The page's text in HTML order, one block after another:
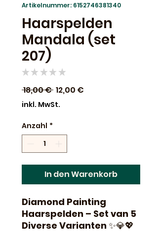
Artikelnummer: 6152746381340
Haarspelden
Mandala (set
207)
★ ★ ★ ★ ★
18,00 € Standardpreis
12,00 €
inkl. MwSt.
Anzahl *
In den Warenkorb
Diamond Painting
Haarspelden – Set van 5
Diverse Varianten✨💎💖